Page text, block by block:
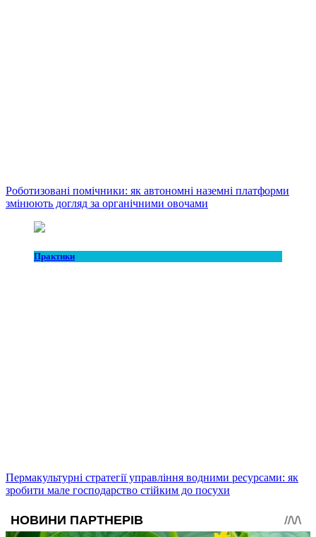
Роботизовані помічники: як автономні наземні платформи
змінюють догляд за органічними овочами
Практики
Пермакультурні стратегії управління водними ресурсами: як
зробити мале господарство стійким до посухи